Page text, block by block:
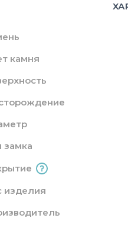
камня
замка
изделия